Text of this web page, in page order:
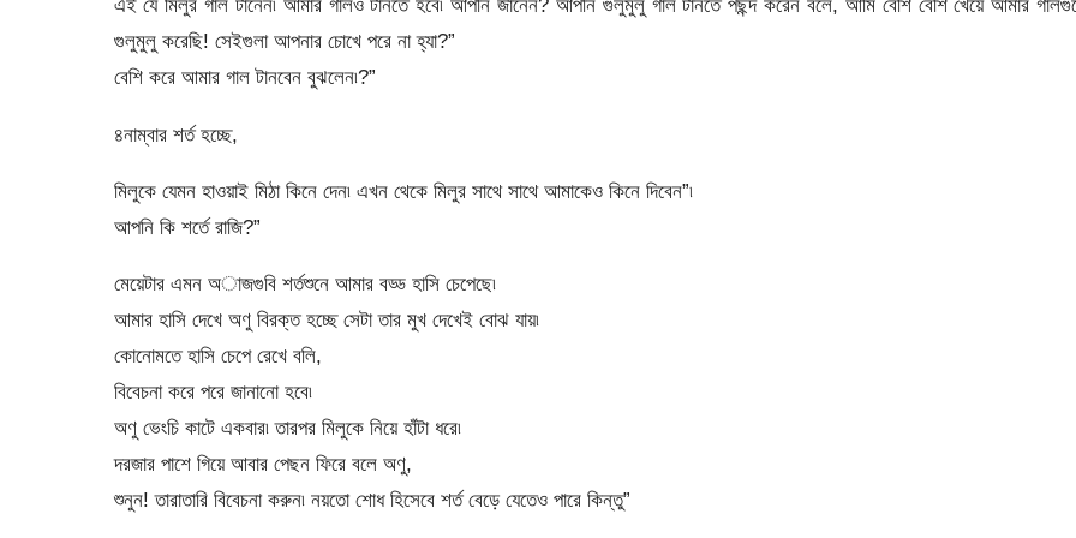
এই যে মিলুর গাল টানেন৷ আমার গালও টানতে হবে৷ আপনি জানেন? আপনি গুলুমুলু গাল টানতে পছন্দ করেন বলে, আমি বেশি বেশি খেয়ে আমার
গুলুমুলু করেছি! সেইগুলা আপনার চোখে পরে না হ্যা?”
বেশি করে আমার গাল টানবেন বুঝলেন৷?”
৪নাম্বার শর্ত হচ্ছে,
মিলুকে যেমন হাওয়াই মিঠা কিনে দেন৷ এখন থেকে মিলুর সাথে সাথে আমাকেও কিনে দিবেন”৷
আপনি কি শর্তে রাজি?”
মেয়েটার এমন অাজগুবি শর্তশুনে আমার বড্ড হাসি চেপেছে৷
আমার হাসি দেখে অণু বিরক্ত হচ্ছে সেটা তার মুখ দেখেই বোঝ যায়৷
কোনোমতে হাসি চেপে রেখে বলি,
বিবেচনা করে পরে জানানো হবে৷
অণু ভেংচি কাটে একবার৷ তারপর মিলুকে নিয়ে হাঁটা ধরে৷
দরজার পাশে গিয়ে আবার পেছন ফিরে বলে অণু,
শুনুন! তারাতারি বিবেচনা করুন৷ নয়তো শোধ হিসেবে শর্ত বেড়ে যেতেও পারে কিন্তু”